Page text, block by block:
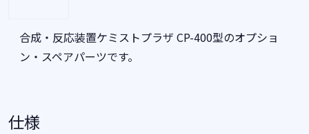
合成・反応装置ケミストプラザ CP-400型のオプショ
ン・スペアパーツです。
仕様